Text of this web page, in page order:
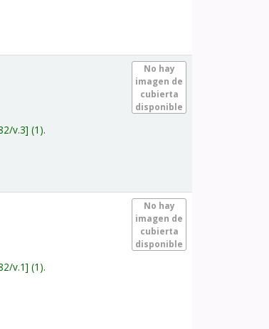
No hay
imagen de
cubierta
disponible
v.3 (1).
No hay
imagen de
cubierta
disponible
v.1 (1).